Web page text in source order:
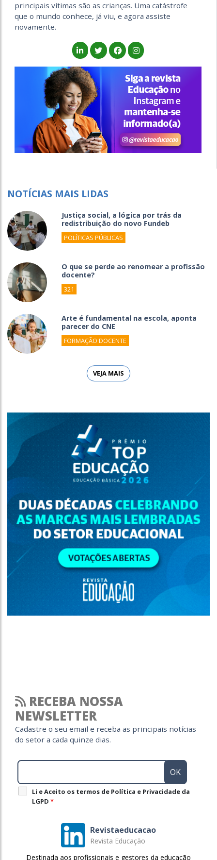
principais vítimas são as crianças. Uma catástrofe
que o mundo conhece, já viu, e agora assiste
novamente.
NOTÍCIAS MAIS LIDAS
Justiça social, a lógica por trás da
redistribuição do novo Fundeb
POLÍTICAS PÚBLICAS
O que se perde ao renomear a profissão
docente?
321
Arte é fundamental na escola, aponta
parecer do CNE
FORMAÇÃO DOCENTE
VEJA MAIS
RECEBA NOSSA
NEWSLETTER
Cadastre o seu email e receba as principais notícias
do setor a cada quinze dias.
Li e Aceito os termos de Política e Privacidade da
LGPD *
Revistaeducacao
Revista Educação
Destinada aos profissionais e gestores da educação